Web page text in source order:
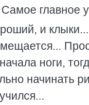
главное
и
ноги,
начинать